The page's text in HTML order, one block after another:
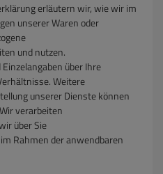
erläutern wir, wie wir im
unserer Waren oder
und nutzen.
über Ihre
Weitere
unserer Dienste können
verarbeiten
über Sie
der anwendbaren